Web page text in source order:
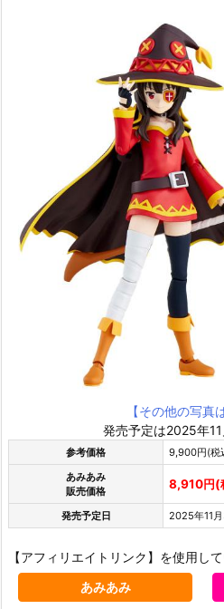
【その他の写真
発売予定は2025年11
参考価格
9,900円(税
あみあみ
販売価格
8,910円(
発売予定日 2025年11
【アフィリエイトリンク】を使用し
あみあみ